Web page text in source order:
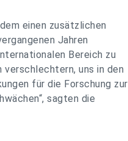
einen zusätzlichen
Jahren
Bereich zu
verschlechtern, uns in den
für die Forschung zur
sagten die